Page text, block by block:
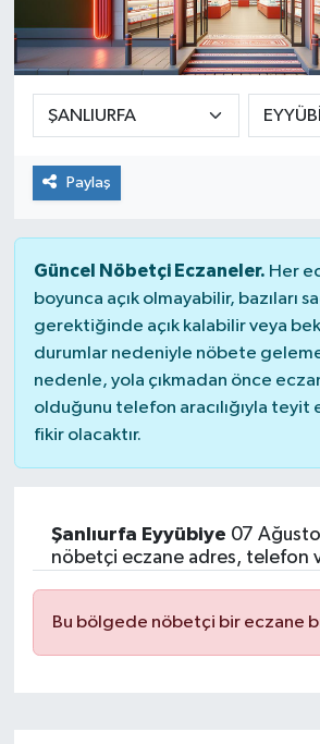
Paylaş
Güncel Nöbetçi Eczaneler. Her
boyunca açık olmayabilir, bazıları
gerektiğinde açık kalabilir veya
durumlar nedeniyle nöbete
nedenle, yola çıkmadan önce
olduğunu telefon aracılığıyla teyit
fikir olacaktır.
Şanlıurfa Eyyübiye 07
nöbetçi eczane adres, telefon
Bu bölgede nöbetçi bir eczane
Yaşam